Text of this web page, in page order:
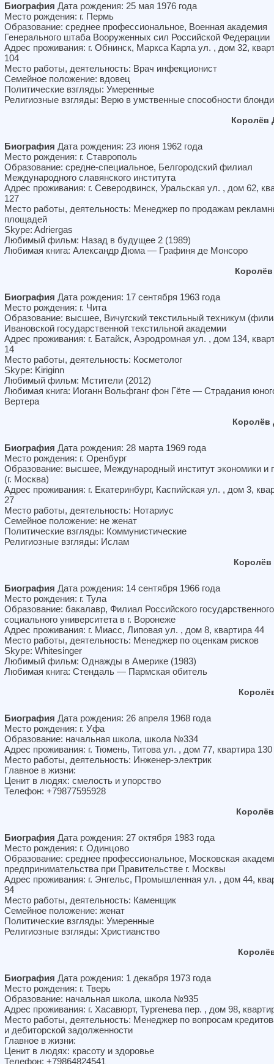
Биография Дата рождения: 25 мая 1976 года
Место рождения: г. Пермь
Образование: среднее профессиональное, Военная академия
Генерального штаба Вооруженных сил Российской Федерации
Адрес проживания: г. Обнинск, Маркса Карла ул. , дом 32,
104
Место работы, деятельность: Врач инфекционист
Семейное положение: вдовец
Политические взгляды: Умеренные
Религиозные взгляды: Верю в умственные способности
Королёв
Биография Дата рождения: 23 июня 1962 года
Место рождения: г. Ставрополь
Образование: средне-специальное, Белгородский филиал
Международного славянского института
Адрес проживания: г. Северодвинск, Уральская ул. , дом 62,
127
Место работы, деятельность: Менеджер по продажам
площадей
Skype: Adriergas
Любимый фильм: Назад в будущее 2 (1989)
Любимая книга: Александр Дюма — Графиня де Монсоро
Биография Дата рождения: 17 сентября 1963 года
Место рождения: г. Чита
Образование: высшее, Вичугский текстильный техникум
Ивановской государственной текстильной академии
Адрес проживания: г. Батайск, Аэродромная ул. , дом 134,
14
Место работы, деятельность: Косметолог
Skype: Kiriginn
Любимый фильм: Мстители (2012)
Любимая книга: Иоганн Вольфганг фон Гёте — Страдания
Вертера
Королёв
Биография Дата рождения: 28 марта 1969 года
Место рождения: г. Оренбург
Образование: высшее, Международный институт экономики и
(г. Москва)
Адрес проживания: г. Екатеринбург, Каспийская ул. , дом 3,
27
Место работы, деятельность: Нотариус
Семейное положение: не женат
Политические взгляды: Коммунистические
Религиозные взгляды: Ислам
Королёв
Биография Дата рождения: 14 сентября 1966 года
Место рождения: г. Тула
Образование: бакалавр, Филиал Российского государственного
социального университета в г. Воронеже
Адрес проживания: г. Миасс, Липовая ул. , дом 8, квартира 44
Место работы, деятельность: Менеджер по оценкам рисков
Skype: Whitesinger
Любимый фильм: Однажды в Америке (1983)
Любимая книга: Стендаль — Пармская обитель
Биография Дата рождения: 26 апреля 1968 года
Место рождения: г. Уфа
Образование: начальная школа, школа №334
Адрес проживания: г. Тюмень, Титова ул. , дом 77, квартира 130
Место работы, деятельность: Инженер-электрик
Главное в жизни:
Ценит в людях: смелость и упорство
Телефон: +79877595928
Биография Дата рождения: 27 октября 1983 года
Место рождения: г. Одинцово
Образование: среднее профессиональное, Московская
предпринимательства при Правительстве г. Москвы
Адрес проживания: г. Энгельс, Промышленная ул. , дом 44,
94
Место работы, деятельность: Каменщик
Семейное положение: женат
Политические взгляды: Умеренные
Религиозные взгляды: Христианство
Биография Дата рождения: 1 декабря 1973 года
Место рождения: г. Тверь
Образование: начальная школа, школа №935
Адрес проживания: г. Хасавюрт, Тургенева пер. , дом 98,
Место работы, деятельность: Менеджер по вопросам
и дебиторской задолженности
Главное в жизни:
Ценит в людях: красоту и здоровье
Телефон: +79864824541